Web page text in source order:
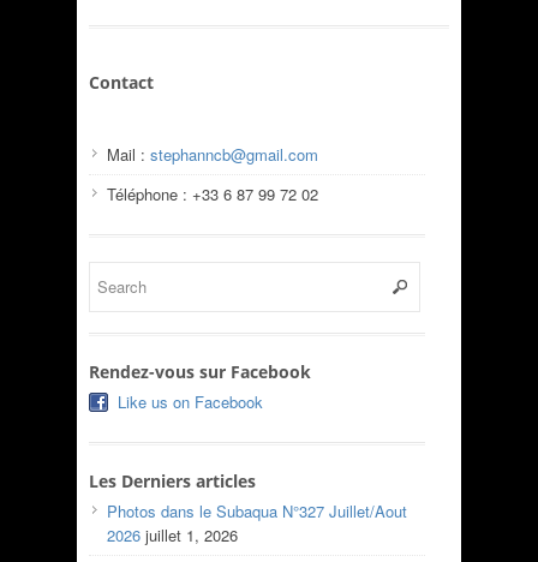
Contact
Mail : stephanncb@gmail.com
Téléphone : +33 6 87 99 72 02
Rendez-vous sur Facebook
Like us on Facebook
Les Derniers articles
Photos dans le Subaqua N°327 Juillet/Aout
2026 juillet 1, 2026